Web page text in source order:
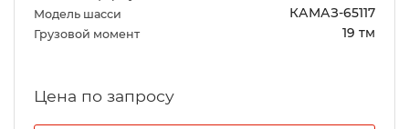
Модель шасси
КАМАЗ-65117
Грузовой момент 19 тм
Цена по запросу